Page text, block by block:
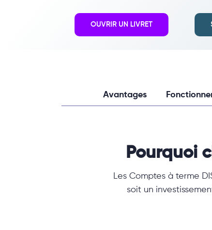
OUVRIR UN LIVRET
Avantages
Pourquoi
Les Comptes à terme
soit un